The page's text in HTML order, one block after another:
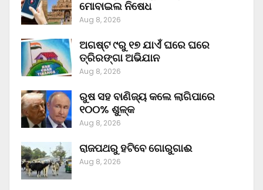
ମୋବାଇଲ ନିଷେଧ
Aug 8, 2026
ଅଗଷ୍ଟ ୯ରୁ ୧୭ ଯାଏଁ ଘରେ ଘରେ
ତ୍ରିରଙ୍ଗା ଅଭିଯାନ
Aug 8, 2026
ରୁଷ ସହ ବାଣିଜ୍ୟ କଲେ ଲାଗିପାରେ
୧୦୦% ଶୁଳ୍କ
Aug 8, 2026
ରାଜପଥରୁ ହଟିବେ ଗୋରୁଗାଈ
Aug 8, 2026